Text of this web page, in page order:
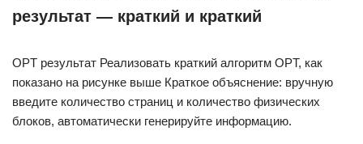
результат — краткий и краткий
OPT результат Реализовать краткий алгоритм OPT, как
показано на рисунке выше Краткое объяснение: вручную
введите количество страниц и количество физических
блоков, автоматически генерируйте информацию.